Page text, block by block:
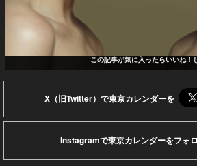
この記事が気に入ったらいいね！
X（旧Twitter）で東京カレンダーを
Instagramで東京カレンダーをフォ